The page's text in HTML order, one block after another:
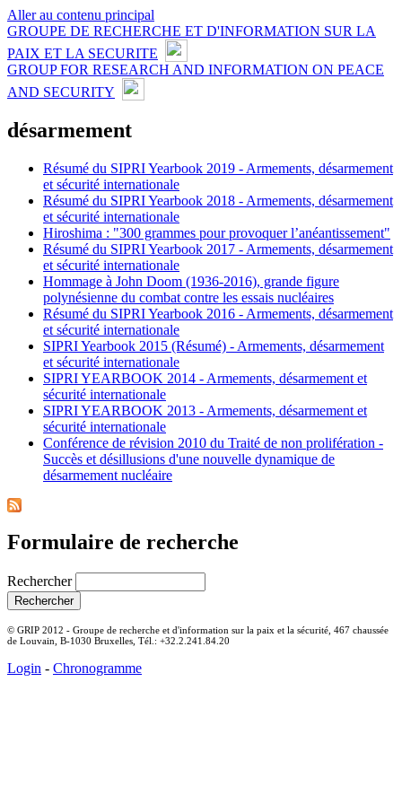
Aller au contenu principal
GROUPE DE RECHERCHE ET D'INFORMATION SUR LA
PAIX ET LA SECURITE
GROUP FOR RESEARCH AND INFORMATION ON PEACE
AND SECURITY
désarmement
Résumé du SIPRI Yearbook 2019 - Armements, désarmement
et sécurité internationale
Résumé du SIPRI Yearbook 2018 - Armements, désarmement
et sécurité internationale
Hiroshima : "300 grammes pour provoquer l’anéantissement"
Résumé du SIPRI Yearbook 2017 - Armements, désarmement
et sécurité internationale
Hommage à John Doom (1936-2016), grande figure
polynésienne du combat contre les essais nucléaires
Résumé du SIPRI Yearbook 2016 - Armements, désarmement
et sécurité internationale
SIPRI Yearbook 2015 (Résumé) - Armements, désarmement
et sécurité internationale
SIPRI YEARBOOK 2014 - Armements, désarmement et
sécurité internationale
SIPRI YEARBOOK 2013 - Armements, désarmement et
sécurité internationale
Conférence de révision 2010 du Traité de non prolifération -
Succès et désillusions d'une nouvelle dynamique de
désarmement nucléaire
Formulaire de recherche
Rechercher
© GRIP 2012 - Groupe de recherche et d'information sur la paix et la sécurité, 467 chaussée
de Louvain, B-1030 Bruxelles, Tél.: +32.2.241.84.20
Login - Chronogramme